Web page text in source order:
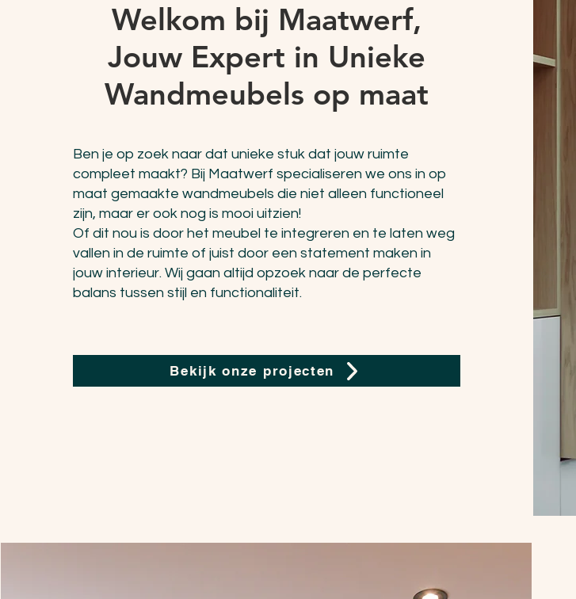
Welkom bij Maatwerf,
Jouw Expert in Unieke
Wandmeubels op maat
Ben je op zoek naar dat unieke stuk dat jouw ruimte
compleet maakt? Bij Maatwerf specialiseren we ons in op
maat gemaakte wandmeubels die niet alleen functioneel
zijn, maar er ook nog is mooi uitzien!
Of dit nou is door het meubel te integreren en te laten weg
vallen in de ruimte of juist door een statement maken in
jouw interieur. Wij gaan altijd opzoek naar de perfecte
balans tussen stijl en functionaliteit.
Bekijk onze projecten